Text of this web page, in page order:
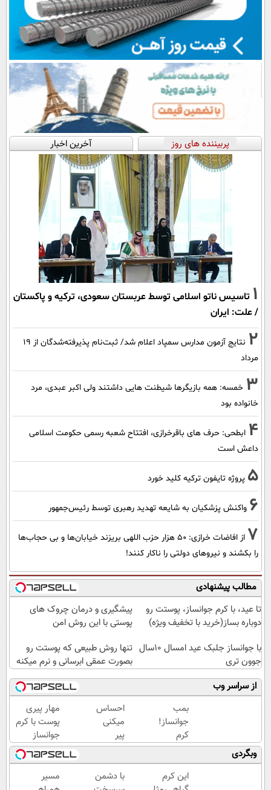
پربیننده های روز آخرین اخبار
1 تاسیس ناتو اسلامی توسط عربستان سعودی، ترکیه و پاکستان
/ علت: ایران
2
نتایج آزمون مدارس سمپاد اعلام شد/ ثبت‌نام پذیرفته‌شدگان از ۱۹
مرداد
3 خمسه: همه بازیگرها شیطنت هایی داشتند ولی اکبر عبدی، مرد
خانواده بود
4 ابطحی: حرف های باقرخرازی، افتتاح شعبه رسمی حکومت اسلامی
داعش است
5 پروژه تایفون ترکیه کلید خورد
6 واکنش پزشکیان به شایعه تهدید رهبری توسط رئیس‌جمهور
7
از افاضات خرازی: ۵۰ هزار حزب اللهی بریزند خیابان‌ها و بی حجاب‌ها
را بکشند و نیرو‌های دولتی را ناکار کنند!
مطالب پیشنهادی
تا عید، با کرم جوانساز، پوستت رو
دوباره بساز(خرید با تخفیف ویژه)
پیشگیری و درمان چروک های
پوستی با این روش امن
با جوانساز جلبک عید امسال ۱۰سال
جوون تری
تنها روش طبیعی که پوستت رو
بصورت عمقی ابرسانی و نرم میکنه
از سراسر وب
بمب
جوانساز!
کرم
بوتاکس
جلبک
اسپیرولینا50%تخفیف
احساس
میکنی
پیر
شدی؟
جوانی
رو با
مهار پیری
پوست با کرم
جوانساز
پوست
آلمانی(تخفیف
ویژه تا
وبگردی
این کرم
با دشمن
مسیر